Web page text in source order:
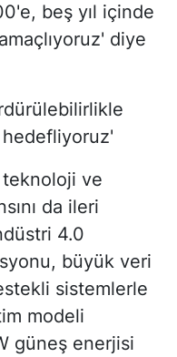
beş yıl içinde
diye
hedefliyoruz'
ve
da ileri
4.0
büyük veri
sistemlerle
modeli
güneş enerjisi